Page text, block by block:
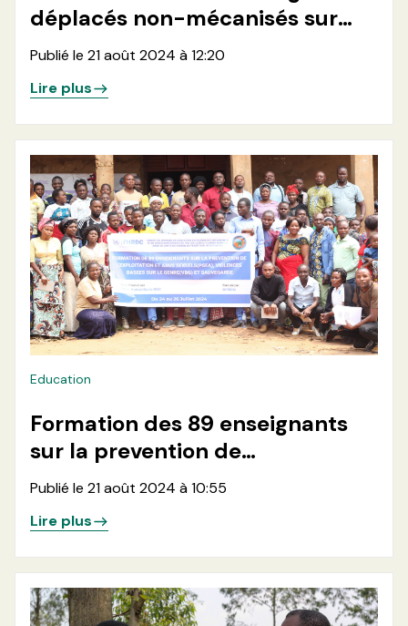
déplacés non-mécanisés sur
l'enseignement à distance et la
Publié le 21 août 2024 à 12:20
Lire plus
Education
Formation des 89 enseignants
sur la prevention de
l'exploitation et Abus
sur le genre(VBG) et sauvegarde
Publié le 21 août 2024 à 10:55
Lire plus